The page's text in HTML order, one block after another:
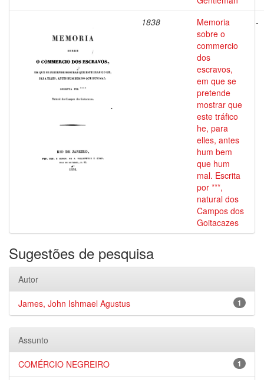
1838
Memoria
sobre o
commercio
dos
escravos,
em que se
pretende
mostrar que
este tráfico
he, para
elles, antes
hum bem
que hum
mal. Escrita
por ***,
natural dos
Campos dos
Goitacazes
-
Sugestões de pesquisa
Autor
1
James, John Ishmael Agustus
Assunto
1
COMÉRCIO NEGREIRO